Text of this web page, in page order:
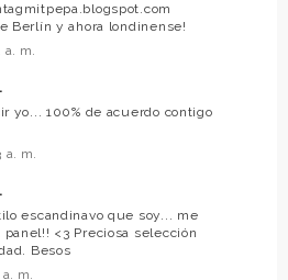
Berlín y ahora londinense!
m.
yo... 100% de acuerdo contigo
m.
escandinavo que soy... me
<3 Preciosa selección
Besos
m.